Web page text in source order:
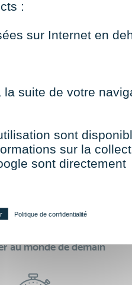
c’est
au monde de demain
:
sur Internet en
suite de votre
sont
sur la
sont directement
Politique de confidentialité